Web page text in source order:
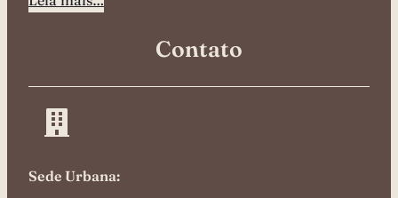
Contato
Sede Urbana: